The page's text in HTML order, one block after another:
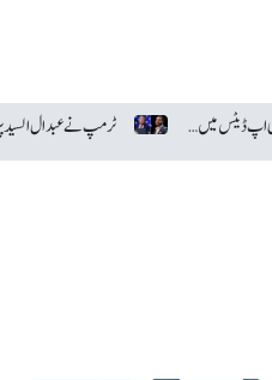
سام سنگ نے اینڈرائیڈ سیکیورٹی اپ ڈیٹس میں گوگل کو پیچھے چھوڑ دیا